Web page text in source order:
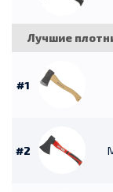
Лучшие
#1
#2